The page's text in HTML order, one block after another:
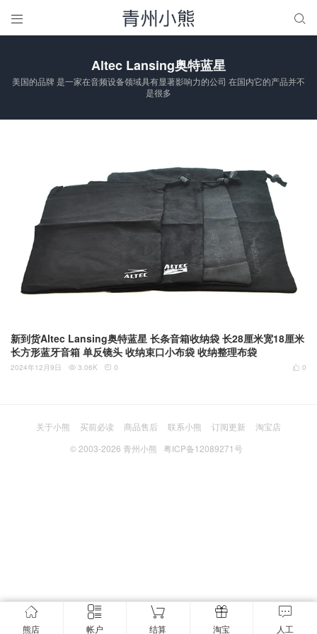
 
Altec Lansing奥特蓝星
美国的品牌 是一家在音频设备领域具有显著影响力的公司 在国内它的产品并不
是很多
新到货Altec Lansing奥特蓝星 长条音箱收纳袋 长28厘米宽18厘米
长方形蓝牙音箱 单反镜头 收纳束口小布袋 收纳整理布袋
 0
2024年12月9日  3.06K  0
熊店 帐户 结算 淘宝 人工
关于小熊 买前必读 商品售后 联系小熊 订阅更新
淘宝店
© 2003-2026 青州小熊 粤ICP备12089271号